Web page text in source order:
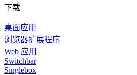
下载
桌面应用
浏览器扩展程序
Web 应用
Switchbar
Singlebox